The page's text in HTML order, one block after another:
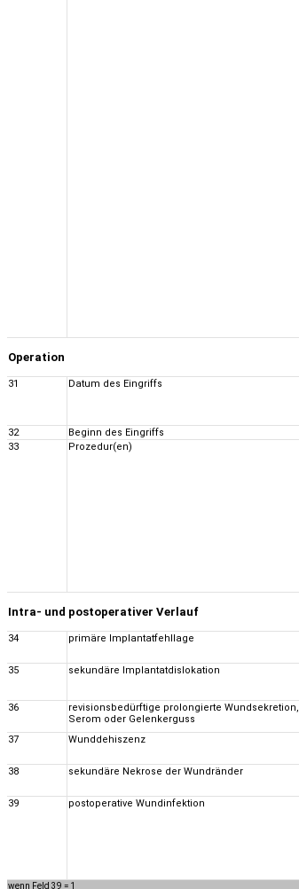
Operation
31 Datum des Eingriffs
32
Beginn des Eingriffs
33
Prozedur(en)
Intra- und postoperativer Verlauf
34 primäre Implantatfehllage
35 sekundäre Implantatdislokation
36
revisionsbedürftige prolongierte Wundsekretion,
Serom oder Gelenkerguss
37 Wunddehiszenz
38
sekundäre Nekrose der Wundränder
39
postoperative Wundinfektion
wenn Feld 39 = 1